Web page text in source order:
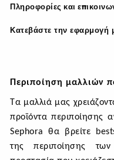
Πληροφορίες και
Κατεβάστε την εφαρμογή
Περιποίηση μαλλιών
Τα μαλλιά μας
προϊόντα περιποίησης
Sephora θα βρείτε
της περιποίησης